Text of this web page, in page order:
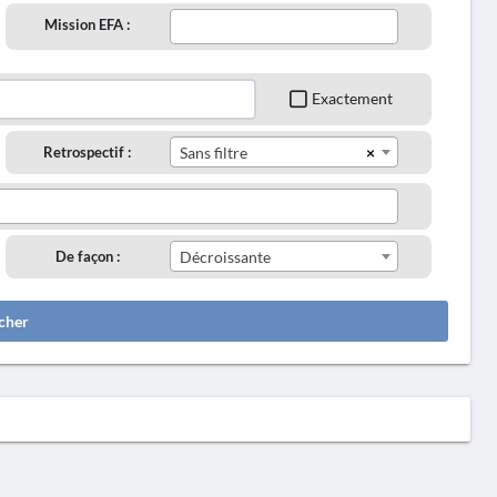
Mission EFA :
Exactement
Retrospectif : ×
Sans filtre
De façon : Décroissante